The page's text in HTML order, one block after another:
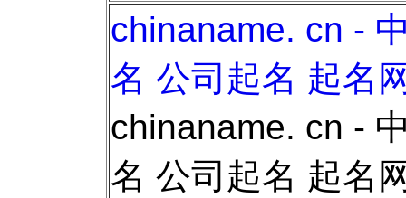
chinaname. cn -
名 公司起名 起名
chinaname. cn -
名 公司起名 起名